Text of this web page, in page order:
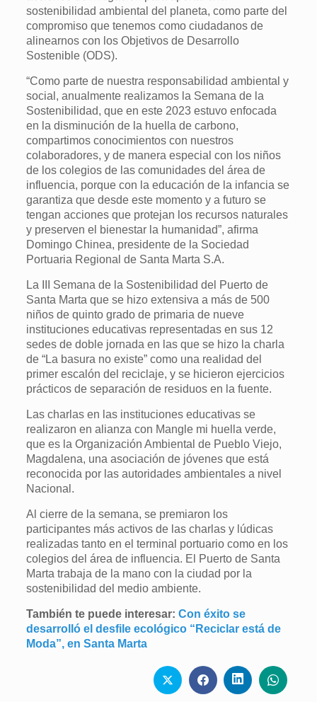
sostenibilidad ambiental del planeta, como parte del
compromiso que tenemos como ciudadanos de
alinearnos con los Objetivos de Desarrollo
Sostenible (ODS).
“Como parte de nuestra responsabilidad ambiental y
social, anualmente realizamos la Semana de la
Sostenibilidad, que en este 2023 estuvo enfocada
en la disminución de la huella de carbono,
compartimos conocimientos con nuestros
colaboradores, y de manera especial con los niños
de los colegios de las comunidades del área de
influencia, porque con la educación de la infancia se
garantiza que desde este momento y a futuro se
tengan acciones que protejan los recursos naturales
y preserven el bienestar la humanidad”, afirma
Domingo Chinea, presidente de la Sociedad
Portuaria Regional de Santa Marta S.A.
La III Semana de la Sostenibilidad del Puerto de
Santa Marta que se hizo extensiva a más de 500
niños de quinto grado de primaria de nueve
instituciones educativas representadas en sus 12
sedes de doble jornada en las que se hizo la charla
de “La basura no existe” como una realidad del
primer escalón del reciclaje, y se hicieron ejercicios
prácticos de separación de residuos en la fuente.
Las charlas en las instituciones educativas se
realizaron en alianza con Mangle mi huella verde,
que es la Organización Ambiental de Pueblo Viejo,
Magdalena, una asociación de jóvenes que está
reconocida por las autoridades ambientales a nivel
Nacional.
Al cierre de la semana, se premiaron los
participantes más activos de las charlas y lúdicas
realizadas tanto en el terminal portuario como en los
colegios del área de influencia. El Puerto de Santa
Marta trabaja de la mano con la ciudad por la
sostenibilidad del medio ambiente.
También te puede interesar:Con éxito se
desarrolló el desfile ecológico “Reciclar está de
Moda”, en Santa Marta